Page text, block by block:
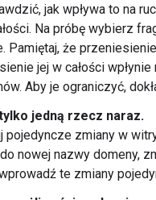
jak wpływa to na
Na próbę wybierz
Pamiętaj, że
jej w całości
Aby je ograniczyć,
tylko jedną rzecz naraz.
pojedyncze zmiany w
do nowej nazwy domeny,
wprowadź te zmiany